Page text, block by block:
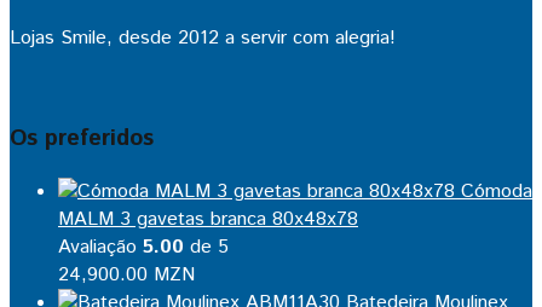
Lojas Smile, desde 2012 a servir com alegria!
Os preferidos
Cómoda
MALM 3 gavetas branca 80x48x78
Avaliação 5.00 de 5
24,900.00 MZN